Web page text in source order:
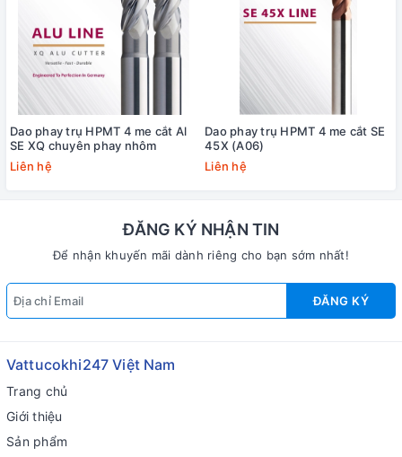
Dao phay trụ HPMT 4 me cắt Al
SE XQ chuyên phay nhôm
Liên hệ
Dao phay trụ HPMT 4 me cắt SE
45X (A06)
Liên hệ
ĐĂNG KÝ NHẬN TIN
Để nhận khuyến mãi dành riêng cho bạn sớm nhất!
ĐĂNG KÝ
Vattucokhi247 Việt Nam
Trang chủ
Giới thiệu
Sản phẩm